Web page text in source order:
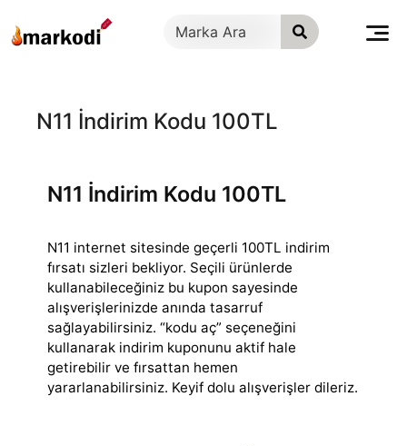
geç
N11 İndirim Kodu 100TL
N11 İndirim Kodu 100TL
N11 internet sitesinde geçerli 100TL indirim
fırsatı sizleri bekliyor. Seçili ürünlerde
kullanabileceğiniz bu kupon sayesinde
alışverişlerinizde anında tasarruf
sağlayabilirsiniz. “kodu aç” seçeneğini
kullanarak indirim kuponunu aktif hale
getirebilir ve fırsattan hemen
yararlanabilirsiniz. Keyif dolu alışverişler dileriz.